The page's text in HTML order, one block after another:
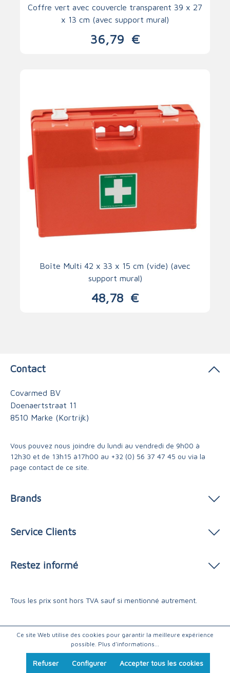
Coffre vert avec couvercle transparent 39 x 27
x 13 cm (avec support mural)
36,79 €
Boîte Multi 42 x 33 x 15 cm (vide) (avec
support mural)
48,78 €
Contact
Covarmed BV
Doenaertstraat 11
8510 Marke (Kortrijk)
Vous pouvez nous joindre du lundi au vendredi de 9h00 à
12h30 et de 13h15 à17h00 au +32 (0) 56 37 47 45 ou via la
page contact de ce site.
Brands
Service Clients
Restez informé
Tous les prix sont hors TVA sauf si mentionné autrement.
Ce site Web utilise des cookies pour garantir la meilleure expérience
possible. Plus d'informations...
Refuser Configurer Accepter tous les cookies